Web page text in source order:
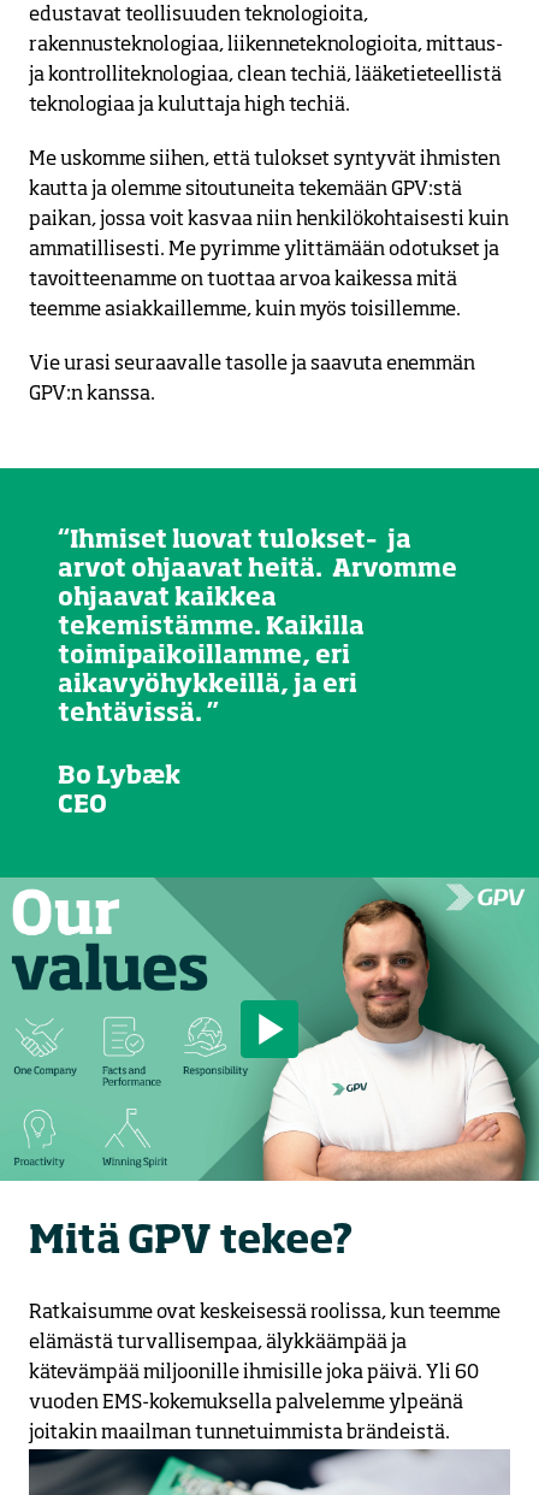
edustavat teollisuuden teknologioita,
rakennusteknologiaa, liikenneteknologioita, mittaus-
ja kontrolliteknologiaa, clean techiä, lääketieteellistä
teknologiaa ja kuluttaja high techiä.
Me uskomme siihen, että tulokset syntyvät ihmisten
kautta ja olemme sitoutuneita tekemään GPV:stä
paikan, jossa voit kasvaa niin henkilökohtaisesti kuin
ammatillisesti. Me pyrimme ylittämään odotukset ja
tavoitteenamme on tuottaa arvoa kaikessa mitä
teemme asiakkaillemme, kuin myös toisillemme.
Vie urasi seuraavalle tasolle ja saavuta enemmän
GPV:n kanssa.
“Ihmiset luovat tulokset–  ja
arvot ohjaavat heitä.  Arvomme
ohjaavat kaikkea
tekemistämme. Kaikilla
toimipaikoillamme, eri
aikavyöhykkeillä, ja eri
tehtävissä. ”
Bo Lybæk
CEO
Mitä GPV tekee?
Ratkaisumme ovat keskeisessä roolissa, kun teemme
elämästä turvallisempaa, älykkäämpää ja
kätevämpää miljoonille ihmisille joka päivä. Yli 60
vuoden EMS-kokemuksella palvelemme ylpeänä
joitakin maailman tunnetuimmista brändeistä.